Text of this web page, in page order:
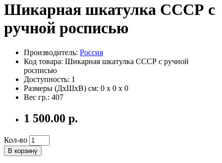
Шикарная шкатулка СССР с
ручной росписью
Производитель: Россия
Код товара: Шикарная шкатулка СССР с ручной
росписью
Доступность: 1
Размеры (ДxШxВ) см: 0 x 0 x 0
Вес гр.: 407
1 500.00 р.
Кол-во
В корзину